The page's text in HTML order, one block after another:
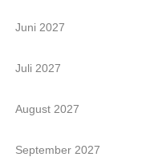
Juni 2027
Juli 2027
August 2027
September 2027